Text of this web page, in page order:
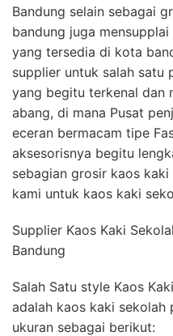
Bandung selain sebagai
bandung juga
yang tersedia di kota
supplier untuk salah satu
yang begitu terkenal dan
abang, di mana Pusat
eceran bermacam tipe
aksesorisnya begitu
sebagian grosir kaos
kami untuk kaos kaki
Supplier Kaos Kaki
Bandung
Salah Satu style Kaos
adalah kaos kaki
ukuran sebagai berikut: